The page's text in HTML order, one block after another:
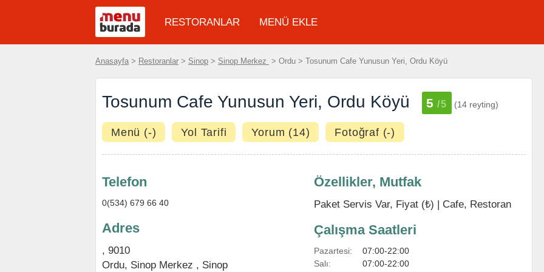
RESTORANLAR MENÜ EKLE
Anasayfa > Restoranlar > Sinop > Sinop Merkez > Ordu > Tosunum Cafe Yunusun Yeri, Ordu Köyü
Tosunum Cafe Yunusun Yeri, Ordu Köyü 5 /5 (14 reyting)
Menü (-) Yol Tarifi Yorum (14) Fotoğraf (-)
Telefon
0(534) 679 66 40
Adres
, 9010
Ordu, Sinop Merkez , Sinop
Özellikler, Mutfak
Paket Servis Var, Fiyat (₺) | Cafe, Restoran
Çalışma Saatleri
Pazartesi:
07:00-22:00
Salı:
07:00-22:00